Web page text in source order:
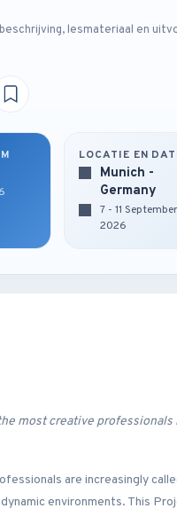
lesmateriaal en
LOCATIE EN
Munich -
Germany
7 - 11 September
2026
most creative
are increasingly
environments. This